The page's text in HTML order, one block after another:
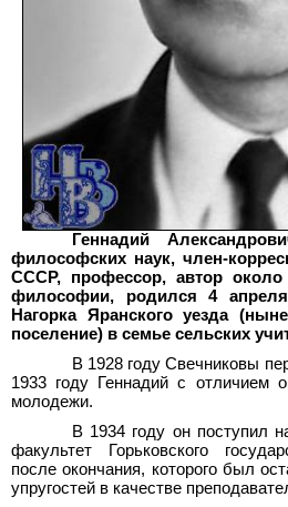
Геннадий
философских наук, член-
СССР, профессор, автор около
философии, родился 4
Нагорка Яранского уезда
поселение) в семье сельских
В 1928 году Свечниковы
1933 году Геннадий с отличием
молодежи.
В 1934 году он поступил
факультет Горьковского
после окончания, которого был
упругостей в качестве